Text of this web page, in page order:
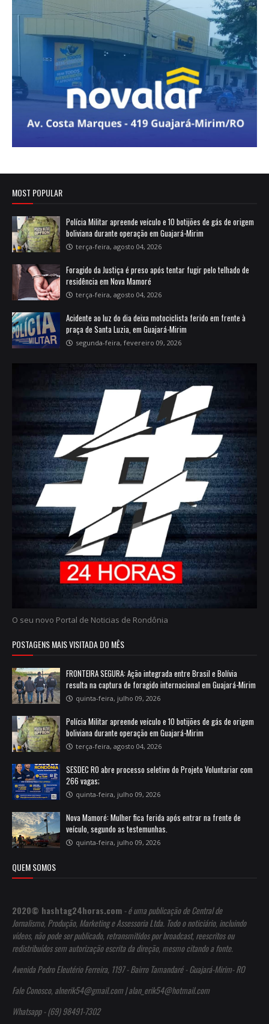
MOST POPULAR
Polícia Militar apreende veículo e 10 botijões de gás de origem
boliviana durante operação em Guajará-Mirim
terça-feira, agosto 04, 2026
Foragido da Justiça é preso após tentar fugir pelo telhado de
residência em Nova Mamoré
terça-feira, agosto 04, 2026
Acidente ao luz do dia deixa motociclista ferido em frente à
praça de Santa Luzia, em Guajará-Mirim
segunda-feira, fevereiro 09, 2026
O seu novo Portal de Noticias de Rondônia
POSTAGENS MAIS VISITADA DO MÊS
FRONTEIRA SEGURA: Ação integrada entre Brasil e Bolívia
resulta na captura de foragido internacional em Guajará-Mirim
quinta-feira, julho 09, 2026
Polícia Militar apreende veículo e 10 botijões de gás de origem
boliviana durante operação em Guajará-Mirim
terça-feira, agosto 04, 2026
SESDEC RO abre processo seletivo do Projeto Voluntariar com
266 vagas;
quinta-feira, julho 09, 2026
Nova Mamoré: Mulher fica ferida após entrar na frente de
veículo, segundo as testemunhas.
quinta-feira, julho 09, 2026
QUEM SOMOS
2020© hashtag24horas.com - é uma publicação de Central de
Jornalismo, Produção, Marketing e Assessoria Ltda. Todo o noticiário, incluindo
vídeos, não pode ser publicado, retransmitidos por broadcast, reescritos ou
redistribuídos sem autorização escrita da direção, mesmo citando a fonte.
Avenida Pedro Eleutério Ferreira, 1197 - Bairro Tamandaré - Guajará-Mirim- RO
Fale Conosco, alnerik54@gmail.com | alan_erik54@hotmail.com
Whatsapp - (69) 98491-7302